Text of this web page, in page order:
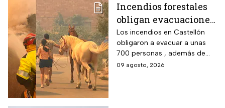
Incendios forestales
obligan evacuaciones
en el este de España |
VIDEO
Los incendios en Castellón
obligaron a evacuar a unas
700 personas , además de
que ya dañaron viviendas y
09 agosto, 2026